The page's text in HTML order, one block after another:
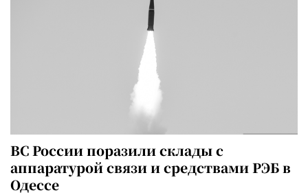
ВС России поразили склады с
аппаратурой связи и средствами РЭБ в
Одессе